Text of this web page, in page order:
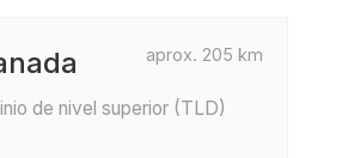
aprox. 205 km
de nivel superior (TLD)